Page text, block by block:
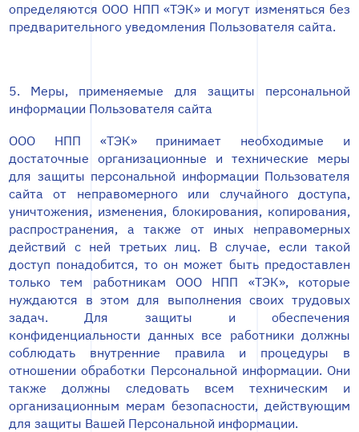
определяются ООО НПП «ТЭК» и могут изменяться без
предварительного уведомления Пользователя сайта.
5. Меры, применяемые для защиты персональной
информации Пользователя сайта
ООО НПП «ТЭК» принимает необходимые и
достаточные организационные и технические меры
для защиты персональной информации Пользователя
сайта от неправомерного или случайного доступа,
уничтожения, изменения, блокирования, копирования,
распространения, а также от иных неправомерных
действий с ней третьих лиц. В случае, если такой
доступ понадобится, то он может быть предоставлен
только тем работникам ООО НПП «ТЭК», которые
нуждаются в этом для выполнения своих трудовых
задач. Для защиты и обеспечения
конфиденциальности данных все работники должны
соблюдать внутренние правила и процедуры в
отношении обработки Персональной информации. Они
также должны следовать всем техническим и
организационным мерам безопасности, действующим
для защиты Вашей Персональной информации.